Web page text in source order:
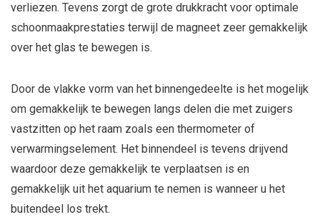
verliezen. Tevens zorgt de grote drukkracht voor optimale
schoonmaakprestaties terwijl de magneet zeer gemakkelijk
over het glas te bewegen is.
Door de vlakke vorm van het binnengedeelte is het mogelijk
om gemakkelijk te bewegen langs delen die met zuigers
vastzitten op het raam zoals een thermometer of
verwarmingselement. Het binnendeel is tevens drijvend
waardoor deze gemakkelijk te verplaatsen is en
gemakkelijk uit het aquarium te nemen is wanneer u het
buitendeel los trekt.